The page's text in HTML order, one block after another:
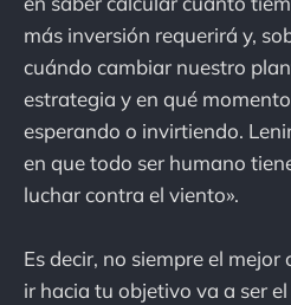
más inversión requerirá y,
cuándo cambiar nuestro
estrategia y en qué
esperando o invirtiendo.
en que todo ser humano
luchar contra el viento».
Es decir, no siempre el
ir hacia tu objetivo va a ser